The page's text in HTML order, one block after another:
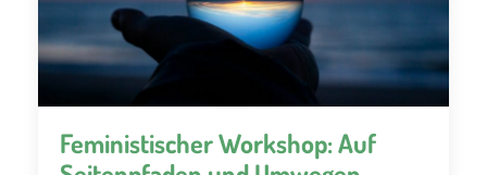
Feministischer Workshop: Auf